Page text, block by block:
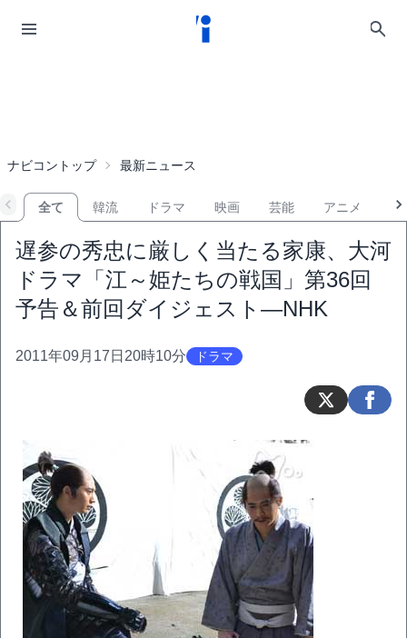
ナビコントップ 最新ニュース
全て 韓流 ドラマ 映画 芸能 アニメ
遅参の秀忠に厳しく当たる家康、大河
ドラマ「江～姫たちの戦国」第36回
予告＆前回ダイジェスト―NHK
2011年09月17日20時10分 ドラマ